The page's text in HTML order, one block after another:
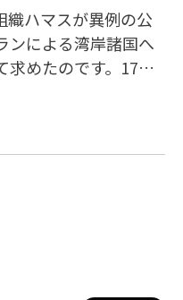
織ハマスが異例の公
ンによる湾岸諸国へ
求めたのです。17年
った」を